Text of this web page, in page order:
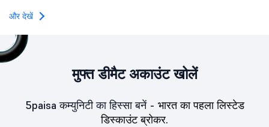
while the Qualified Institutional Buyers (QIBs) portion
was subscribed 200.23 times.
और देखें
मुफ्त डीमैट अकाउंट खोलें
5paisa कम्युनिटी का हिस्सा बनें - भारत का पहला लिस्टेड
डिस्काउंट ब्रोकर.